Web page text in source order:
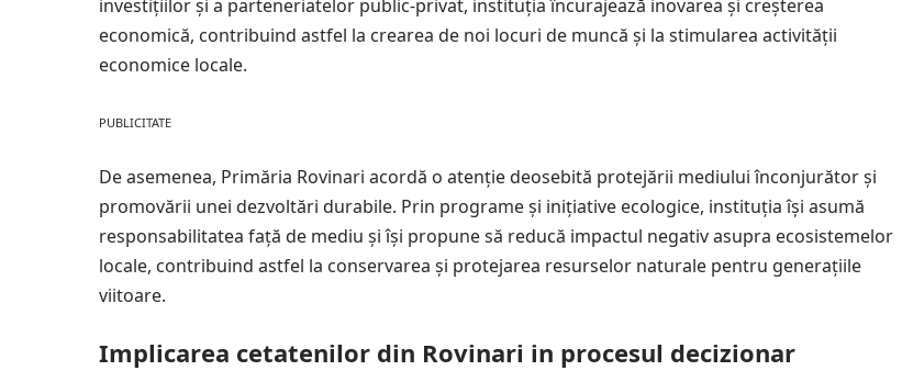
investițiilor și a parteneriatelor public-privat, instituția încurajează inovarea și creșterea
economică, contribuind astfel la crearea de noi locuri de muncă și la stimularea activității
economice locale.
PUBLICITATE
De asemenea, Primăria Rovinari acordă o atenție deosebită protejării mediului înconjurător și
promovării unei dezvoltări durabile. Prin programe și inițiative ecologice, instituția își asumă
responsabilitatea față de mediu și își propune să reducă impactul negativ asupra ecosistemelor
locale, contribuind astfel la conservarea și protejarea resurselor naturale pentru generațiile
viitoare.
Implicarea cetatenilor din Rovinari in procesul decizionar